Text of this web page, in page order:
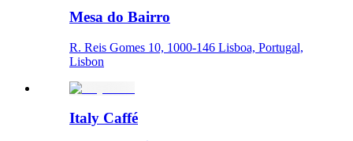
Mesa do Bairro
R. Reis Gomes 10, 1000-146 Lisboa, Portugal,
Lisbon
Italy Caffé